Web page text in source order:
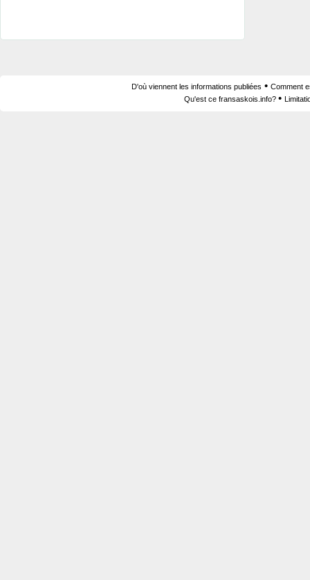
D'où viennent les informations publiées • Comment
Qu'est ce fransaskois.info? •